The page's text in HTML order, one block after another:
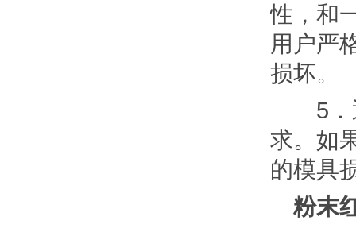
性，和
用户严
损坏。
5．通
求。如
的模具
粉末